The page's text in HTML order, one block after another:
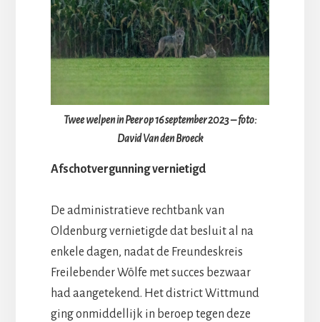
Twee welpen in Peer op 16 september 2023 – foto:
David Van den Broeck
Afschotvergunning vernietigd
De administratieve rechtbank van
Oldenburg vernietigde dat besluit al na
enkele dagen, nadat de Freundeskreis
Freilebender Wölfe met succes bezwaar
had aangetekend. Het district Wittmund
ging onmiddellijk in beroep tegen deze